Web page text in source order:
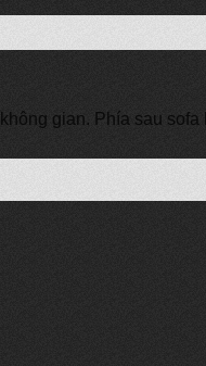
gian. Phía sau sofa